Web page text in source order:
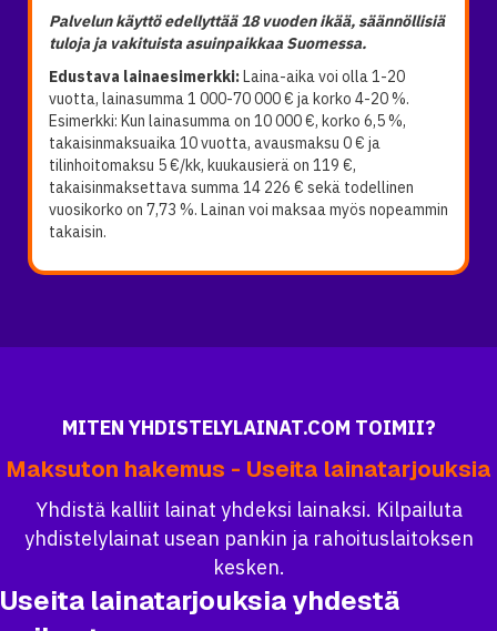
Palvelun käyttö edellyttää 18 vuoden ikää, säännöllisiä
tuloja ja vakituista asuinpaikkaa Suomessa.
Edustava lainaesimerkki:Laina-aika voi olla 1-20
vuotta, lainasumma 1 000-70 000 € ja korko 4-20 %.
Esimerkki: Kun lainasumma on 10 000 €, korko 6,5 %,
takaisinmaksuaika 10 vuotta, avausmaksu 0 € ja
tilinhoitomaksu 5 €/kk, kuukausierä on 119 €,
takaisinmaksettava summa 14 226 € sekä todellinen
vuosikorko on 7,73 %. Lainan voi maksaa myös nopeammin
takaisin.
MITEN YHDISTELYLAINAT.COM TOIMII?
Maksuton hakemus - Useita lainatarjouksia
Yhdistä kalliit lainat yhdeksi lainaksi. Kilpailuta
yhdistelylainat usean pankin ja rahoituslaitoksen
kesken.
Useita lainatarjouksia yhdestä